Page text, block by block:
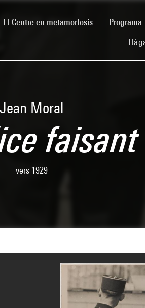
El Centre en metamorfosis(current)Programa
Jean Moral
vers 1929